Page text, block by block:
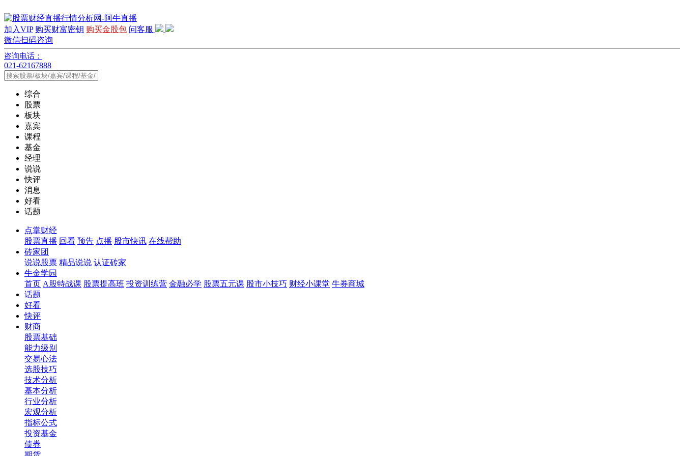
加入VIP 购买财富密钥 购买金股包 问客服
微信扫码咨询
咨询电话：
021-62167888
综合
股票
板块
嘉宾
课程
基金
经理
说说
快评
消息
好看
话题
点掌财经
股票直播 回看 预告 点播 股市快讯 在线帮助
砖家团
说说股票 精品说说 认证砖家
牛金学园
首页 A股特战课 股票提高班 投资训练营 金融必学 股票五元课 股市小技巧 财经小课堂 牛券商城
话题
好看
快评
财商
股票基础
能力级别
交易心法
选股技巧
技术分析
基本分析
行业分析
宏观分析
指标公式
投资基金
债券